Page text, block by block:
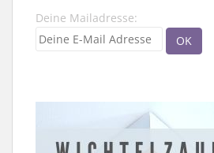
Deine Mailadresse: